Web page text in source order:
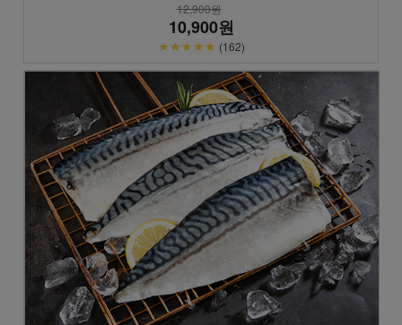
12,900원
10,900원
★★★★★ (162)